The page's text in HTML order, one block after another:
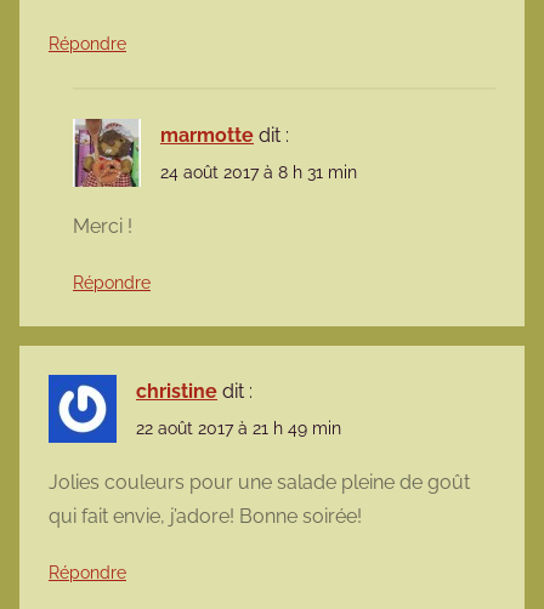
Répondre
marmotte dit :
24 août 2017 à 8 h 31 min
Merci !
Répondre
christine dit :
22 août 2017 à 21 h 49 min
Jolies couleurs pour une salade pleine de goût
qui fait envie, j’adore! Bonne soirée!
Répondre